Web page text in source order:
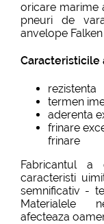
oricare marime
pneuri de
anvelope
Caracteristicile
rezistenta
termen
aderenta
frinare
frinare
Fabricantul
caracteristi
semnificativ -
Materialele
afecteaza